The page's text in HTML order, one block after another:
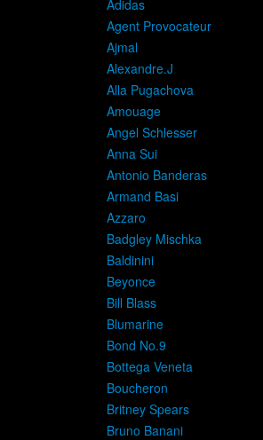
Adidas
Agent Provocateur
Ajmal
Alexandre.J
Alla Pugachova
Amouage
Angel Schlesser
Anna Sui
Antonio Banderas
Armand Basi
Azzaro
Badgley Mischka
Baldinini
Beyonce
Bill Blass
Blumarine
Bond No.9
Bottega Veneta
Boucheron
Britney Spears
Bruno Banani